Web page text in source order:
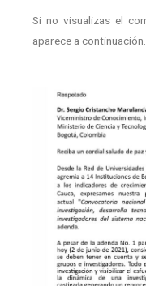
Si no visualizas el
aparece a continuación.